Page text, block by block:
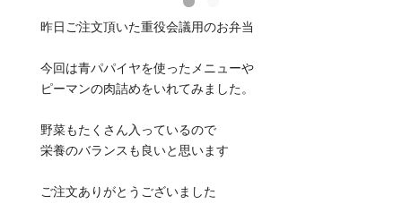
昨日ご注文頂いた重役会議用のお弁当
今回は青パパイヤを使ったメニューや
ピーマンの肉詰めをいれてみました。
野菜もたくさん入っているので
栄養のバランスも良いと思います
ご注文ありがとうございました